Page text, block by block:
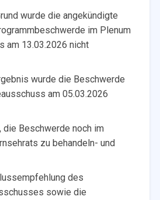
wurde die angekündigte
im Plenum
am 13.03.2026 nicht
wurde die Beschwerde
am 05.03.2026
die Beschwerde noch im
zu behandeln- und
des
sowie die